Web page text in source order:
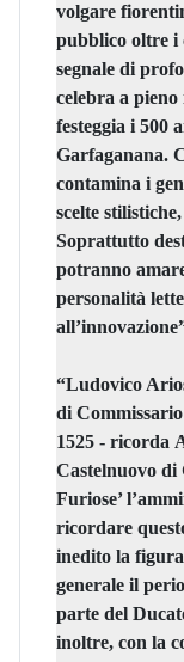
volgare
pubblico oltre i
segnale di
celebra a pieno
festeggia i 500
Garfaganana.
contamina i
scelte
Soprattutto
potranno
personalità
“Ludovico
di
1525 - ricorda
Castelnuovo di
Furiose’
ricordare
inedito la
generale il
parte del
inoltre, con la